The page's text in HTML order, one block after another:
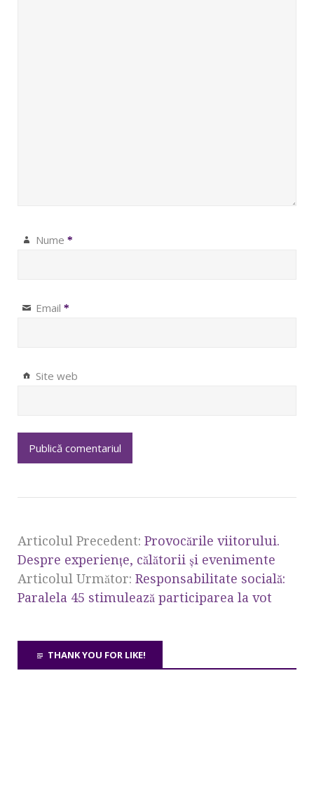
Nume *
Email *
Site web
Articolul Precedent: Provocările viitorului.
Despre experiențe, călătorii și evenimente
Articolul Următor: Responsabilitate socială:
Paralela 45 stimulează participarea la vot
THANK YOU FOR LIKE!